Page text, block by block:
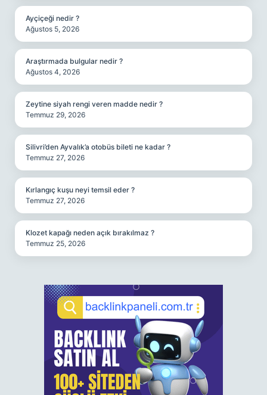
Ayçiçeği nedir ?
Ağustos 5, 2026
Araştırmada bulgular nedir ?
Ağustos 4, 2026
Zeytine siyah rengi veren madde nedir ?
Temmuz 29, 2026
Silivri’den Ayvalık’a otobüs bileti ne kadar ?
Temmuz 27, 2026
Kırlangıç kuşu neyi temsil eder ?
Temmuz 27, 2026
Klozet kapağı neden açık bırakılmaz ?
Temmuz 25, 2026